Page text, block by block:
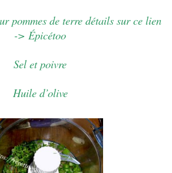
pommes de terre détails sur ce lien
-> Épicétoo
Sel et poivre
Huile d’olive